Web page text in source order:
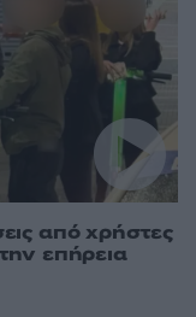
από χρήστες
επήρεια